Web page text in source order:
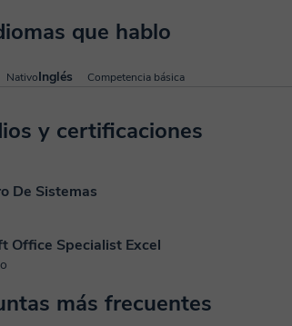
que hablo
NativoInglés Competencia básica
y certificaciones
De Sistemas
Office Specialist Excel
más frecuentes